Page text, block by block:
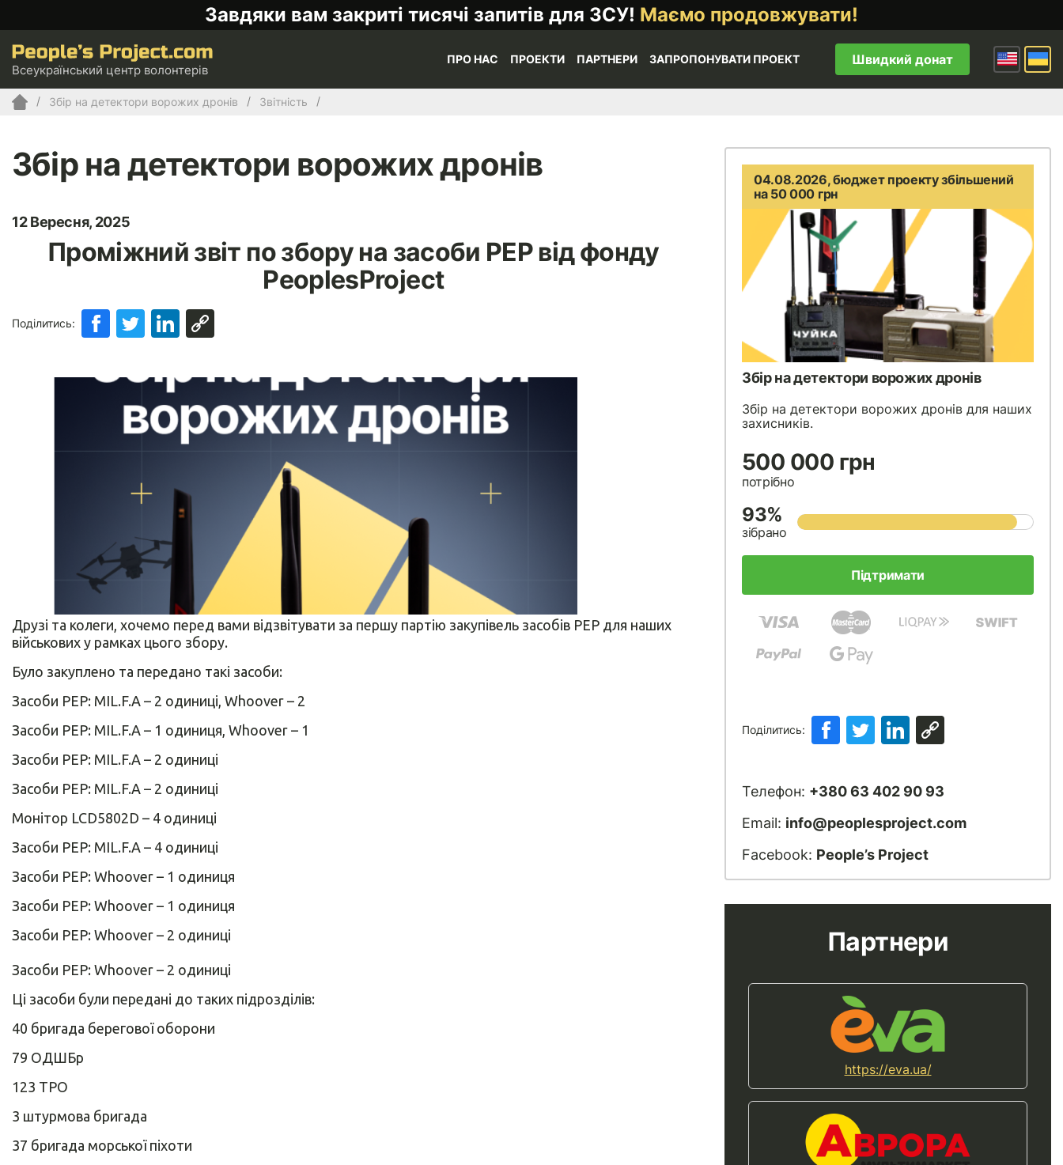
Завдяки вам закриті тисячі запитів для ЗСУ! Маємо продовжувати!
Всеукраїнський центр волонтерів
ПРО НАС ПРОЕКТИ ПАРТНЕРИ ЗАПРОПОНУВАТИ ПРОЕКТ Швидкий донат
Збір на детектори ворожих дронів Звітність
Збір на детектори ворожих дронів
12 Вересня, 2025
Проміжний звіт по збору на засоби РЕР від фонду
PeoplesProject
Поділитись:
Друзі та колеги, хочемо перед вами відзвітувати за першу партію закупівель засобів РЕР для наших
військових у рамках цього збору.
Було закуплено та передано такі засоби:
Засоби РЕР: MIL.F.A – 2 одиниці, Whoover – 2
Засоби РЕР: MIL.F.A – 1 одиниця, Whoover – 1
Засоби РЕР: MIL.F.A – 2 одиниці
Засоби РЕР: MIL.F.A – 2 одиниці
Монітор LCD5802D – 4 одиниці
Засоби РЕР: MIL.F.A – 4 одиниці
Засоби РЕР: Whoover – 1 одиниця
Засоби РЕР: Whoover – 1 одиниця
Засоби РЕР: Whoover – 2 одиниці
Засоби РЕР: Whoover – 2 одиниці
Ці засоби були передані до таких підрозділів:
40 бригада берегової оборони
79 ОДШБр
123 ТРО
3 штурмова бригада
37 бригада морської піхоти
04.08.2026, бюджет проекту збільшений
на 50 000 грн
Збір на детектори ворожих дронів
Збір на детектори ворожих дронів для наших
захисників.
500 000 грн
потрібно
93%
зібрано
Підтримати
Поділитись:
Телефон: +380 63 402 90 93
Email: info@peoplesproject.com
Facebook: People’s Project
Партнери
https://eva.ua/